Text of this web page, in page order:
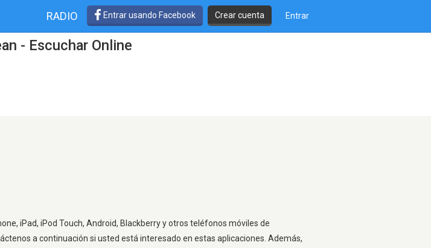
RADIO Entrar usando Facebook Crear cuenta Entrar
- Escuchar Online
iPad, iPod Touch, Android, Blackberry y otros teléfonos móviles de
a continuación si usted está interesado en estas aplicaciones. Además,